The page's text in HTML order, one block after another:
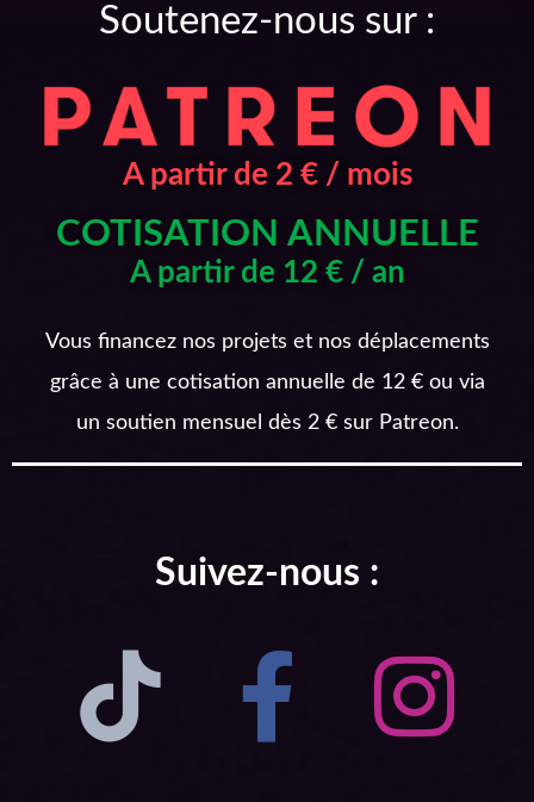
Soutenez-nous sur :
A partir de 2 € / mois
COTISATION ANNUELLE
A partir de 12 € / an
Vous financez nos projets et nos déplacements
grâce à une cotisation annuelle de 12 € ou via
un soutien mensuel dès 2 € sur Patreon.
Suivez-nous :